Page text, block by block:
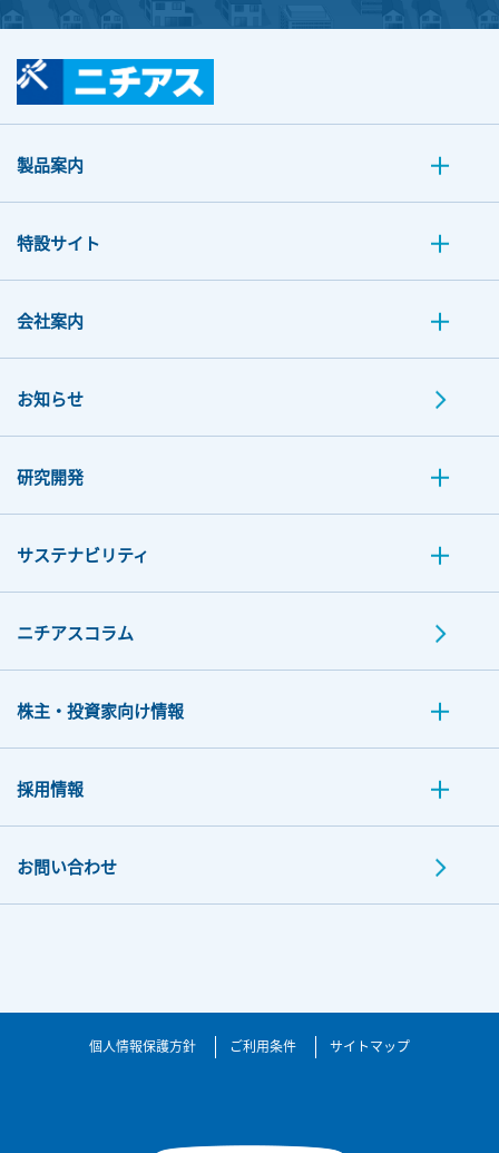
製品案内
特設サイト
会社案内
お知らせ
研究開発
サステナビリティ
ニチアスコラム
株主・投資家向け情報
採用情報
お問い合わせ
個人情報保護方針 ご利用条件 サイトマップ